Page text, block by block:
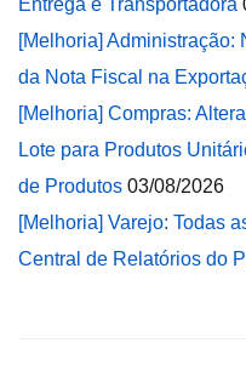
Entrega e Transportadora
[Melhoria] Administração:
da Nota Fiscal na
[Melhoria] Compras:
Lote para Produtos
de Produtos 03/08/2026
[Melhoria] Varejo: Todas
Central de Relatórios do